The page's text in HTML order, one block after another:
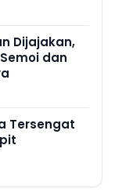
Dijajakan,
dan
Tersengat